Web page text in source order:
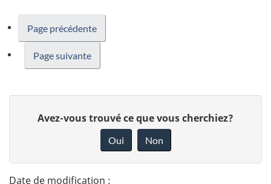
Page précédente
Page suivante
t n
Avez-vous trouvé ce que vous cherchiez?
Oui Non